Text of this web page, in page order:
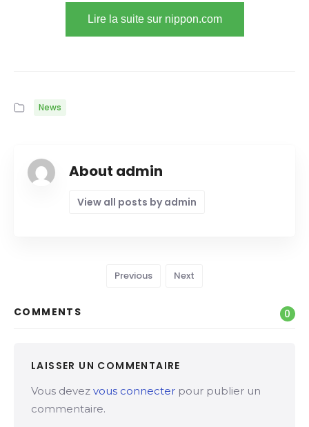
Lire la suite sur nippon.com
News
About admin
View all posts by admin
Previous Next
COMMENTS 0
LAISSER UN COMMENTAIRE
Vous devez vous connecter pour publier un
commentaire.